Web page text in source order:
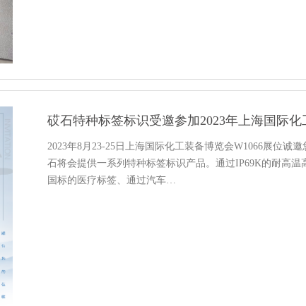
砹石特种标签标识受邀参加2023年上海国际化
2023年8月23-25日上海国际化工装备博览会W1066展位诚
石将会提供一系列特种标签标识产品。通过IP69K的耐高温
国标的医疗标签、通过汽车…